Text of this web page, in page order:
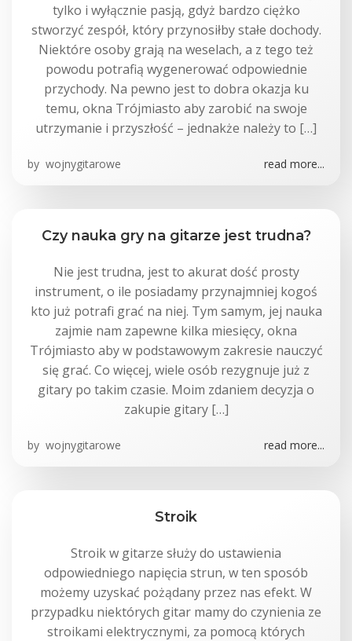
tylko i wyłącznie pasją, gdyż bardzo ciężko
stworzyć zespół, który przynosiłby stałe dochody.
Niektóre osoby grają na weselach, a z tego też
powodu potrafią wygenerować odpowiednie
przychody. Na pewno jest to dobra okazja ku
temu, okna Trójmiasto aby zarobić na swoje
utrzymanie i przyszłość – jednakże należy to […]
by wojnygitarowe read more...
Czy nauka gry na gitarze jest trudna?
Nie jest trudna, jest to akurat dość prosty
instrument, o ile posiadamy przynajmniej kogoś
kto już potrafi grać na niej. Tym samym, jej nauka
zajmie nam zapewne kilka miesięcy, okna
Trójmiasto aby w podstawowym zakresie nauczyć
się grać. Co więcej, wiele osób rezygnuje już z
gitary po takim czasie. Moim zdaniem decyzja o
zakupie gitary […]
by wojnygitarowe read more...
Stroik
Stroik w gitarze służy do ustawienia
odpowiedniego napięcia strun, w ten sposób
możemy uzyskać pożądany przez nas efekt. W
przypadku niektórych gitar mamy do czynienia ze
stroikami elektrycznymi, za pomocą których